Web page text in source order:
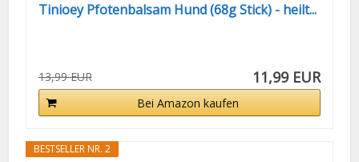
Tinioey Pfotenbalsam Hund (68g Stick) - heilt...
13,99 EUR 11,99 EUR
Bei Amazon kaufen
BESTSELLER NR. 2